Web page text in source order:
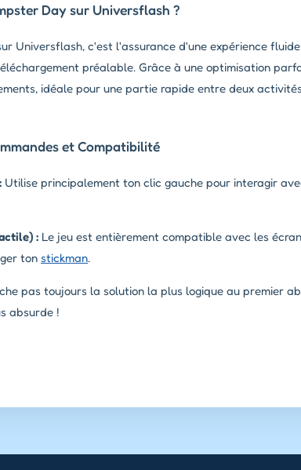
Day sur Universflash ?
Universflash, c'est l'assurance d'une expérience
préalable. Grâce à une optimisation
idéale pour une partie rapide entre deux
et Compatibilité
Utilise principalement ton clic gauche pour interagir
: Le jeu est entièrement compatible avec les
ton stickman.
pas toujours la solution la plus logique au premier
absurde !